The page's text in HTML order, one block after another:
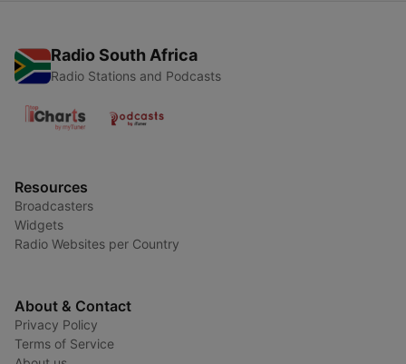
Radio South Africa
Radio Stations and Podcasts
Resources
Broadcasters
Widgets
Radio Websites per Country
About & Contact
Privacy Policy
Terms of Service